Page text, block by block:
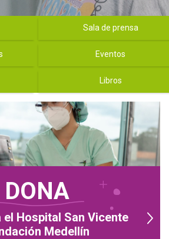
Sala de prensa
Eventos
Libros
DONA
el Hospital San Vicente
Medellín